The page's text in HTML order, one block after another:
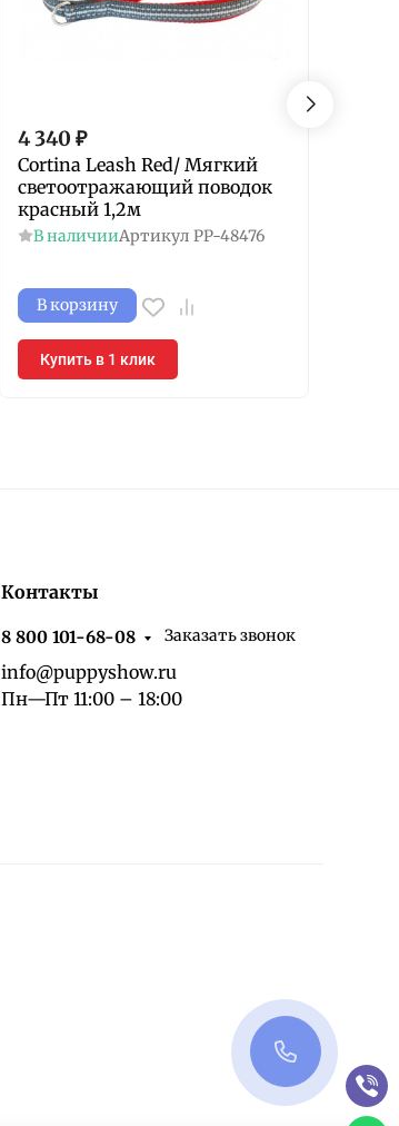
4 340 ₽
Cortina Leash Red/ Мягкий
светоотражающий поводок
красный 1,2м
В наличииАртикул PP-48476
В корзину
Купить в 1 клик
Контакты
8 800 101-68-08 Заказать звонок
info@puppyshow.ru
Пн—Пт 11:00 – 18:00